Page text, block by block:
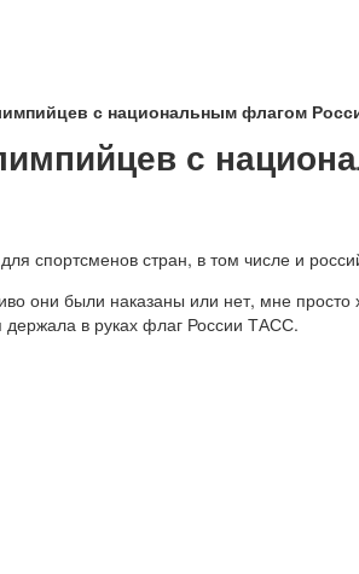
с национальным флагом
с
спортсменов стран, в том числе и
они были наказаны или нет, мне просто
держала в руках флаг России ТАСС.